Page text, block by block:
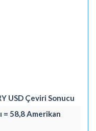
USD Çeviri Sonucu
= 58,8 Amerikan